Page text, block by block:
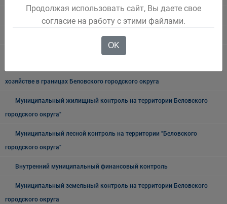
Муниципальный контроль на автомобильном транспорте,
хозяйстве в границах Беловского городского округа
Муниципальный жилищный контроль на территории Беловского
городского округа"
Муниципальный лесной контроль на территории "Беловского
городского округа"
Внутренний муниципальный финансовый контроль
Муниципальный земельный контроль на территории Беловского
городского округа
Продолжая использовать сайт, Вы даете свое
согласие на работу с этими файлами.
OK